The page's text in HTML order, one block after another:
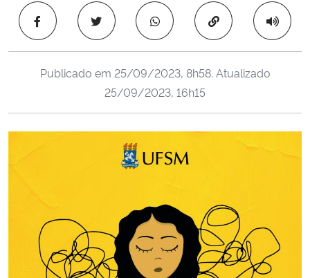
Ministério de Minas e Energia
Ministério da Ciência, Tecnologia, Inovações e Comunicações
Ministério do Meio Ambiente
Ministério do Turismo
Ministério do Desenvolvimento Regional
Ministério da Mulher, da Família e dos Direitos Humanos
Secretaria-Geral
Copiar para área
Publicado em 25/09/2023, 8h58. Atualizado
25/09/2023, 16h15